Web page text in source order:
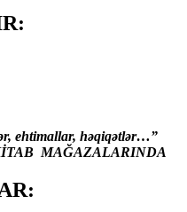
ehtimallar, həqiqətlər…”
MAĞAZALARINDA